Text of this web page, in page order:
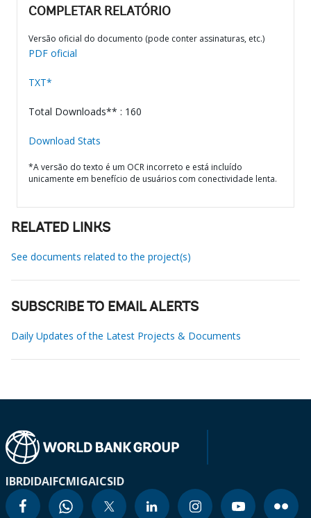
COMPLETAR RELATÓRIO
Versão oficial do documento (pode conter assinaturas, etc.)
PDF oficial
TXT*
Total Downloads** : 160
Download Stats
*A versão do texto é um OCR incorreto e está incluído
unicamente em benefício de usuários com conectividade lenta.
RELATED LINKS
See documents related to the project(s)
SUBSCRIBE TO EMAIL ALERTS
Daily Updates of the Latest Projects & Documents
IBRDIDAIFCMIGAICSID